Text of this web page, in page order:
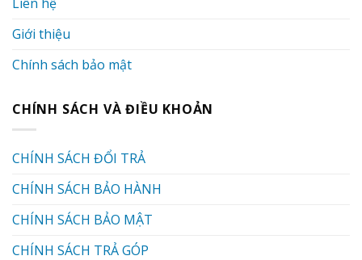
Giới thiệu
Chính sách bảo mật
CHÍNH SÁCH VÀ ĐIỀU KHOẢN
CHÍNH SÁCH ĐỔI TRẢ
CHÍNH SÁCH BẢO HÀNH
CHÍNH SÁCH BẢO MẬT
CHÍNH SÁCH TRẢ GÓP